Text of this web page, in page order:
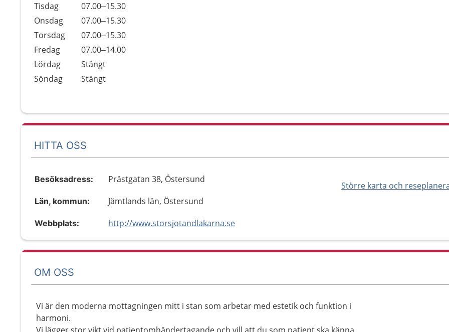
Tisdag
07.00–15.30
Onsdag
07.00–15.30
Torsdag
07.00–15.30
Fredag
07.00–14.00
Lördag
Stängt
Söndag
Stängt
HITTA OSS
Större karta och
Besöksadress: Prästgatan 38, Östersund
Län, kommun: Jämtlands län, Östersund
Webbplats: http://www.storsjotandlakarna.se
OM OSS
Vi är den moderna mottagningen mitt i stan som arbetar med estetik och funktion i
harmoni.